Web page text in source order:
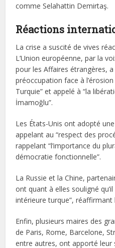
comme Selahattin Demirtaş.
Réactions
La crise a suscité de vives
L’Union européenne, par la
pour les Affaires étrangères,
préoccupation face à
Turquie” et appelé à “la
İmamoğlu”.
Les États-Unis ont adopté
appelant au “respect des
rappelant “l’importance du
démocratie fonctionnelle”.
La Russie et la Chine,
ont quant à elles souligné qu’il
intérieure turque”,
Enfin, plusieurs maires des
de Paris, Rome, Barcelone,
entre autres, ont apporté leur